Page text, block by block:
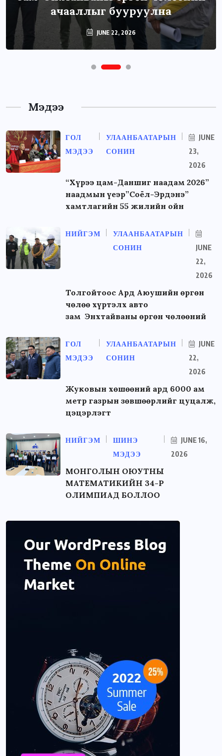
ачааллыг бууруулна
JUNE 22, 2026
Мэдээ
ГОЛ
МЭДЭЭ
УЛААНБААТАРЫН
СОНИН
JUNE
23,
2026
“Хүрээ цам-Даншиг наадам 2026”
наадмын үеэр”Соёл-Эрдэнэ”
хамтлагийн 55 жилийн ойн
НИЙГЭМ
УЛААНБААТАРЫН
СОНИН
JUNE
22,
2026
Толгойтоос Ард Аюушийн өргөн
чөлөө хүртэлх авто
зам Энхтайваны өргөн чөлөөний
ГОЛ
МЭДЭЭ
УЛААНБААТАРЫН
СОНИН
JUNE
22,
2026
Жуковын хөшөөний ард 6000 ам
метр газрын зөвшөөрлийг цуцалж,
цэцэрлэгт
НИЙГЭМ
ШИНЭ
МЭДЭЭ
JUNE 16,
2026
МОНГОЛЫН ОЮУТНЫ
МАТЕМАТИКИЙН 34-Р
ОЛИМПИАД БОЛЛОО